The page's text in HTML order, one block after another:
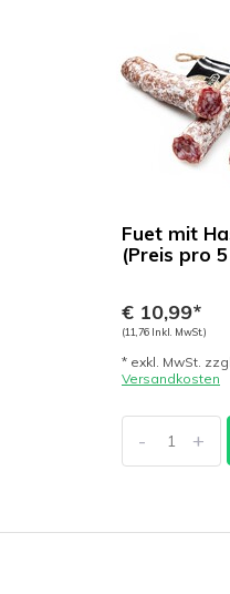
Fuet mit
(Preis pro
€ 10,99*
(11,76 Inkl. MwSt.)
* exkl. MwSt.
Versandkosten
- +